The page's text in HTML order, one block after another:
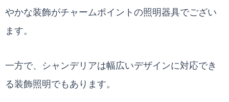
やかな装飾がチャームポイントの照明器具でござい
ます。
一方で、シャンデリアは幅広いデザインに対応でき
る装飾照明でもあります。